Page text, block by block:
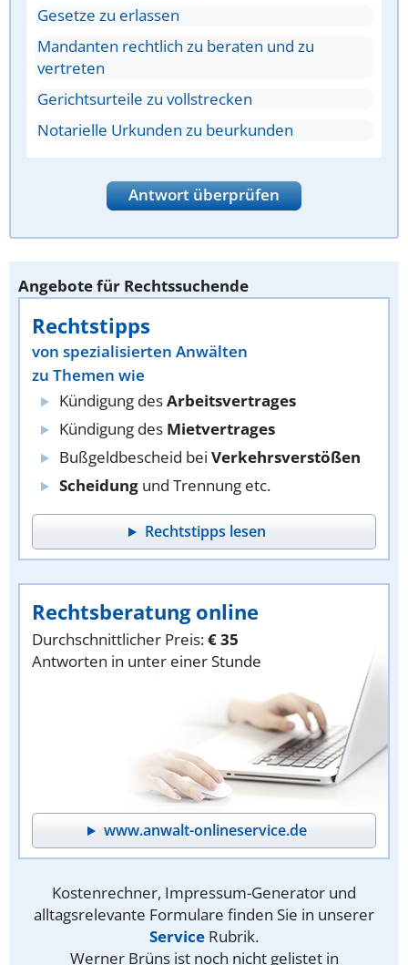
Gesetze zu erlassen
Mandanten rechtlich zu beraten und zu
vertreten
Gerichtsurteile zu vollstrecken
Notarielle Urkunden zu beurkunden
Antwort überprüfen
Angebote für Rechtssuchende
Rechtstipps
von spezialisierten Anwälten
zu Themen wie
Kündigung desArbeitsvertrages
Kündigung des Mietvertrages
Bußgeldbescheid bei Verkehrsverstößen
Scheidung und Trennung etc.
Rechtstipps lesen
Rechtsberatung online
Durchschnittlicher Preis:€ 35
Antworten in unter einer Stunde
www.anwalt-onlineservice.de
Kostenrechner, Impressum-Generator und
alltagsrelevante Formulare finden Sie in unserer
Service Rubrik.
Werner Brüns ist noch nicht gelistet in